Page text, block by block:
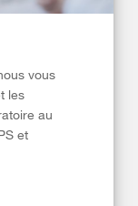
vous
les
au
et